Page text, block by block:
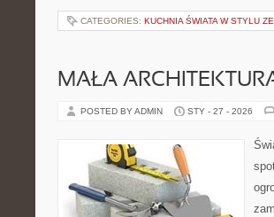
CATEGORIES: KUCHNIA ŚWIATA W STYLU
MAŁA
POSTED BY ADMIN STY - 27 - 2026